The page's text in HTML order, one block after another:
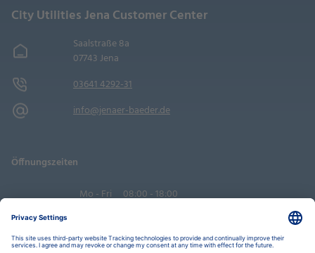
City Utilities Jena Customer Center
Saalstraße 8a
07743 Jena
03641 4292-31
info@jenaer-baeder.de
Öffnungszeiten
Mo - Fri
08:00 - 18:00